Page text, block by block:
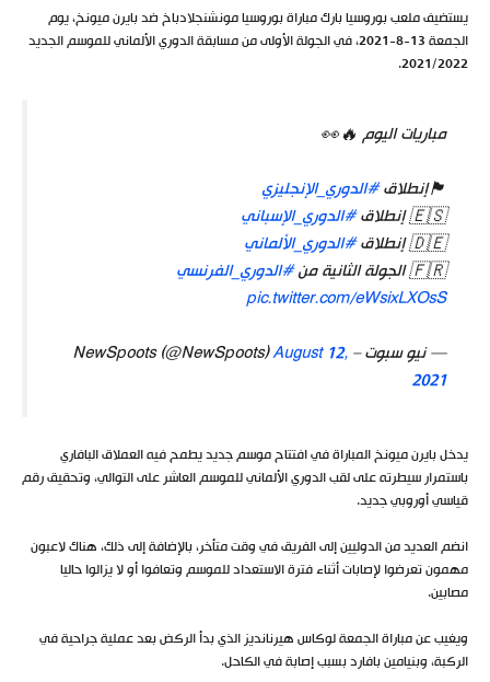
يستضيف ملعب بوروسيا بارك مباراة بوروسيا مونشنجلادباخ ضد بايرن ميونخ، يوم
الجمعة 13-8-2021، في الجولة الأولى من مسابقة الدوري الألماني للموسم الجديد
2021/2022.
مباريات اليوم 🔥👀
🏴󠁧󠁢󠁥󠁮󠁧󠁿إنطلاق#الدوري_الإنجليزي
🇪🇸 إنطلاق
#الدوري_الإسباني
🇩🇪 إنطلاق
#الدوري_الألماني
🇫🇷 الجولة الثانية من
#الدوري_الفرنسي
pic.twitter.com/eWsixLXOsS
— نيو سبوت – NewSpoots (@NewSpoots)August 12,
2021
يدخل بايرن ميونخ المباراة في افتتاح موسم جديد يطمح فيه العملاق البافاري
باستمرار سيطرته على لقب الدوري الألماني للموسم العاشر على التوالي، وتحقيق رقم
قياسي أوروبي جديد.
انضم العديد من الدوليين إلى الفريق في وقت متأخر، بالإضافة إلى ذلك، هناك لاعبون
مهمون تعرضوا لإصابات أثناء فترة الاستعداد للموسم وتعافوا أو لا يزالوا حاليا
مصابين.
ويغيب عن مباراة الجمعة لوكاس هيرنانديز الذي بدأ الركض بعد عملية جراحية في
الركبة، وبنيامين بافارد بسبب إصابة في الكاحل.